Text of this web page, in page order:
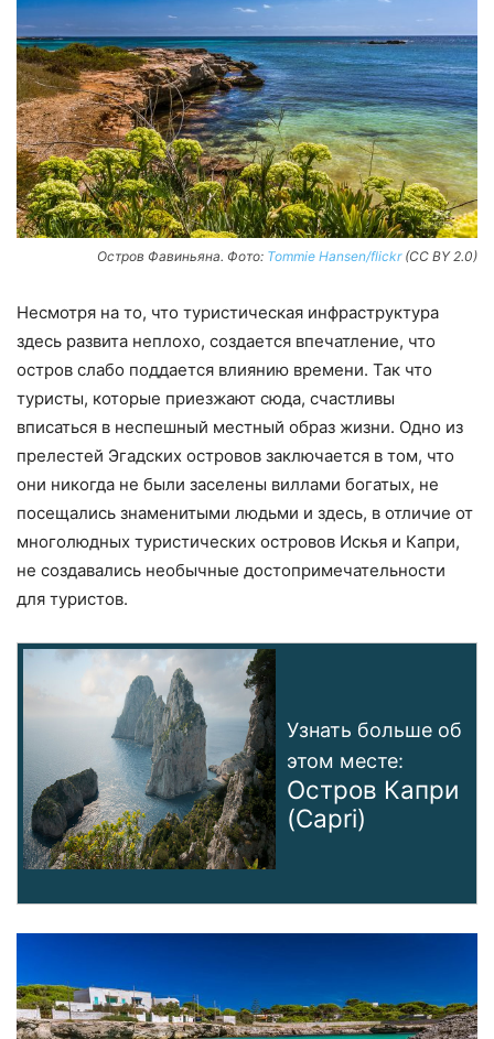
Остров Фавиньяна. Фото: Tommie Hansen/flickr(CC BY 2.0)
Несмотря на то, что туристическая инфраструктура
здесь развита неплохо, создается впечатление, что
остров слабо поддается влиянию времени. Так что
туристы, которые приезжают сюда, счастливы
вписаться в неспешный местный образ жизни. Одно из
прелестей Эгадских островов заключается в том, что
они никогда не были заселены виллами богатых, не
посещались знаменитыми людьми и здесь, в отличие от
многолюдных туристических островов Искья и Капри,
не создавались необычные достопримечательности
для туристов.
Узнать больше об
этом месте:
Остров Капри
(Capri)